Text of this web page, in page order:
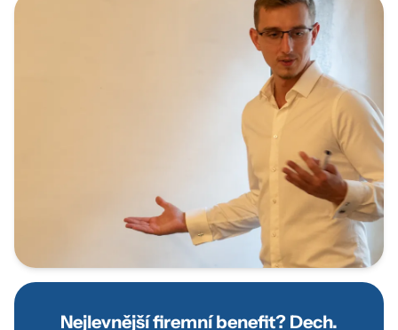
Nejlevnější firemní benefit? Dech.